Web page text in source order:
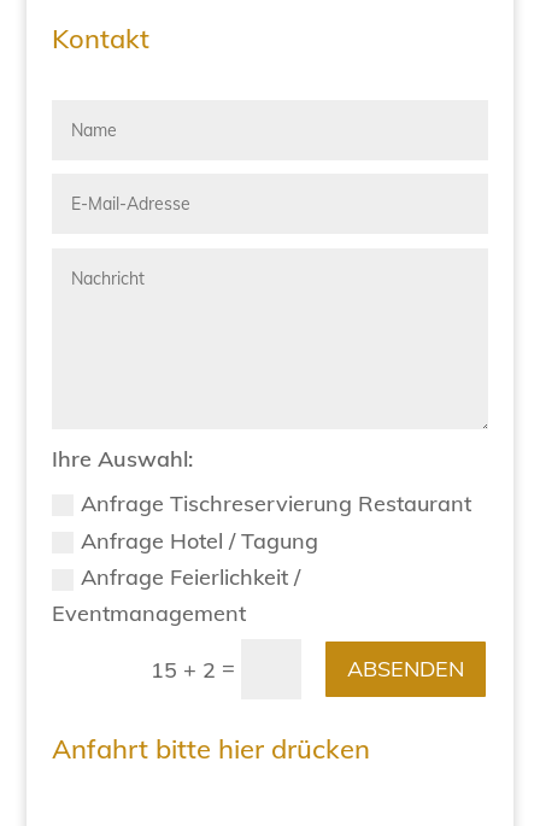
Kontakt
Ihre Auswahl:
Anfrage Tischreservierung Restaurant
Anfrage Hotel / Tagung
Anfrage Feierlichkeit /
Eventmanagement
15 + 2 = ABSENDEN
Anfahrt bitte hier drücken